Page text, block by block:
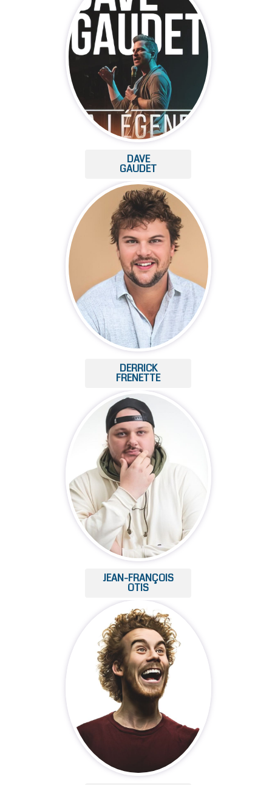
DAVE
GAUDET
DERRICK
FRENETTE
JEAN-FRANÇOIS
OTIS